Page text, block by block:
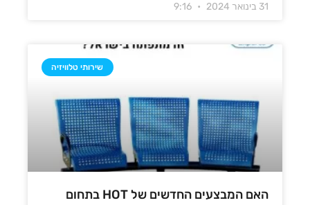
31 בינואר 2024
שירותי טלוויזיה
האם המבצעים החדשים של HOT בתחום